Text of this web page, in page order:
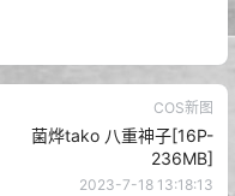
COS新图
菌烨tako 八重神子[16P-
236MB]
2023-7-18 13:18:13